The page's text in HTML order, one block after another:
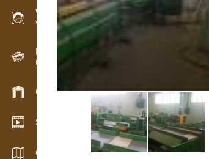
WoodProfi
Volume de bois avec IA
Enregistreur
Inventaire du bois sur le terrain
Gestion du stock
Schowroom vidéo
Catalogues / Brochures